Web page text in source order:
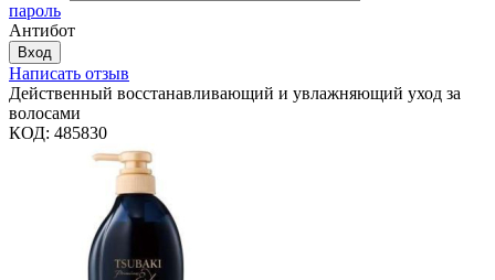
пароль
Антибот
Вход
Написать отзыв
Действенный восстанавливающий и увлажняющий уход за
волосами
КОД: 485830